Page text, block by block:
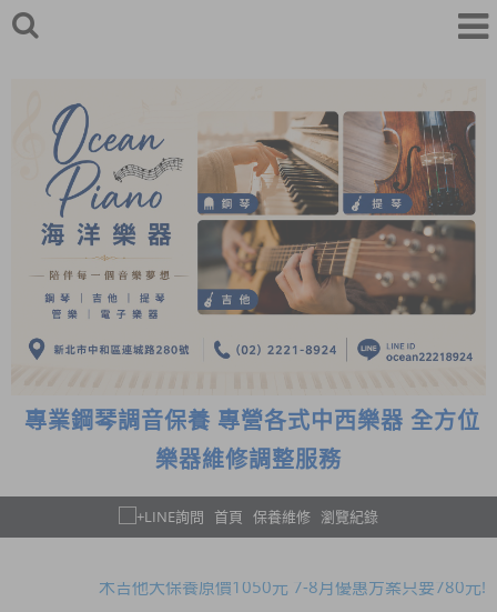
專業鋼琴調音保養 專營各式中西樂器 全方位
樂器維修調整服務
首頁 保養維修 瀏覽紀錄
全新二胡 本月優惠一律8折!